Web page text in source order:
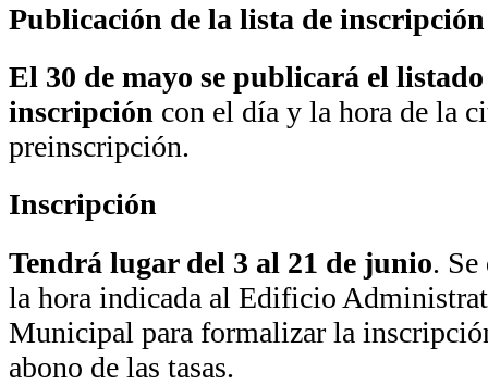
Publicación de la lista de inscripción
El 30 de mayo se publicará el
inscripción con el día y la hora de la
preinscripción.
Inscripción
Tendrá lugar del 3 al 21 de junio. Se
la hora indicada al Edificio
Municipal para formalizar la
abono de las tasas.